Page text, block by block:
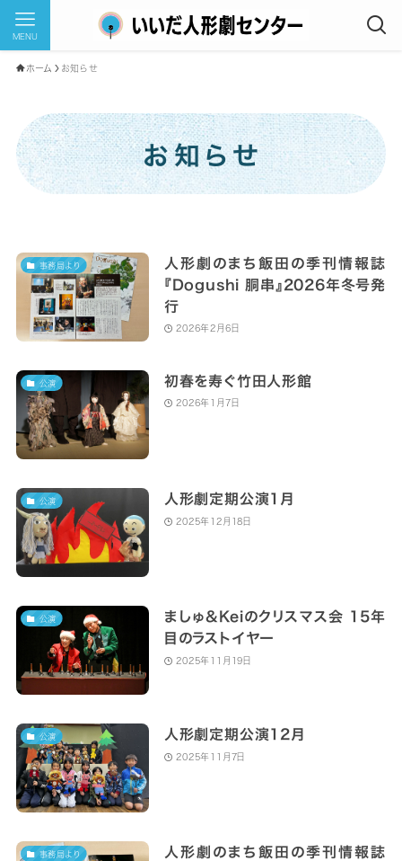
MENU
ホーム お知らせ
お知らせ
事務局より
人形劇のまち飯田の季刊情報誌
『Dogushi 胴串』2026年冬号発
行
2026年2月6日
公演 初春を寿ぐ竹田人形館
2026年1月7日
公演 人形劇定期公演1月
2025年12月18日
公演
ましゅ&Keiのクリスマス会 15年
目のラストイヤー
2025年11月19日
公演 人形劇定期公演12月
2025年11月7日
事務局より
人形劇のまち飯田の季刊情報誌